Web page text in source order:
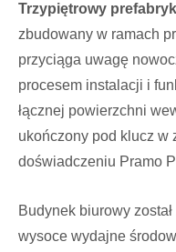
Trzypiętrowy
zbudowany w ramach
przyciąga uwagę
procesem instalacji i
łącznej powierzchni
ukończony pod klucz w
doświadczeniu Pramo
Budynek biurowy
wysoce wydajne